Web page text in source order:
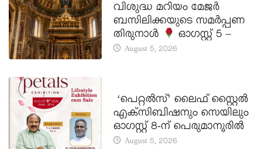
വിശുദ്ധ മറിയം മേജർ
ബസിലിക്കയുടെ സമർപ്പണ
തിരുനാൾ
ഓഗസ്റ്റ് 5 –
August 5, 2026
‘പെറ്റൽസ്’ ലൈഫ് സ്റ്റൈൽ
എക്സിബിഷനും സെയിലും
ഓഗസ്റ്റ് 8-ന് പെരുമാനൂരിൽ
August 5, 2026